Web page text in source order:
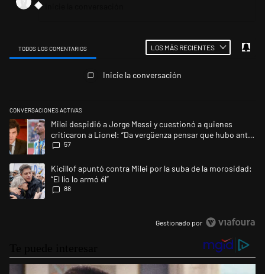
TODOS LOS COMENTARIOS LOS MÁS RECIENTES
Inicie la conversación
CONVERSACIONES ACTIVAS
Este listado muestra los artículos con más comentarios en los últimos
Un artículo de tendencia con el título "Milei despidió a Jorge Messi y
Milei despidió a Jorge Messi y cuestionó a quienes
criticaron a Lionel: “Da vergüenza pensar que hubo anti-
Messi”
57
Un artículo de tendencia con el título "Kicillof apuntó contra Milei por
Kicillof apuntó contra Milei por la suba de la morosidad:
“El lío lo armó él”
88
Gestionado por